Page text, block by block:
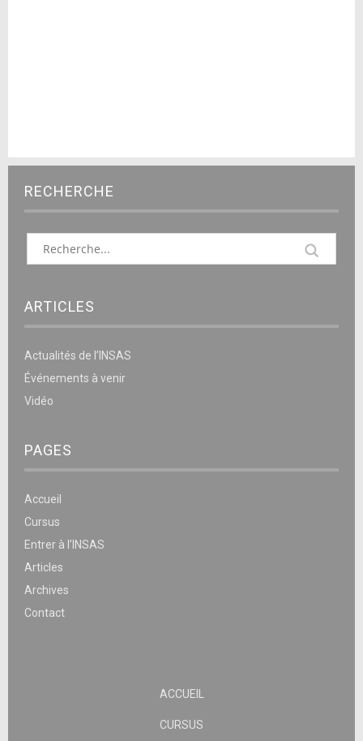
RECHERCHE
ARTICLES
Actualités de l’INSAS
Événements à venir
Vidéo
PAGES
Accueil
Cursus
Entrer à l’INSAS
Articles
Archives
Contact
ACCUEIL
CURSUS